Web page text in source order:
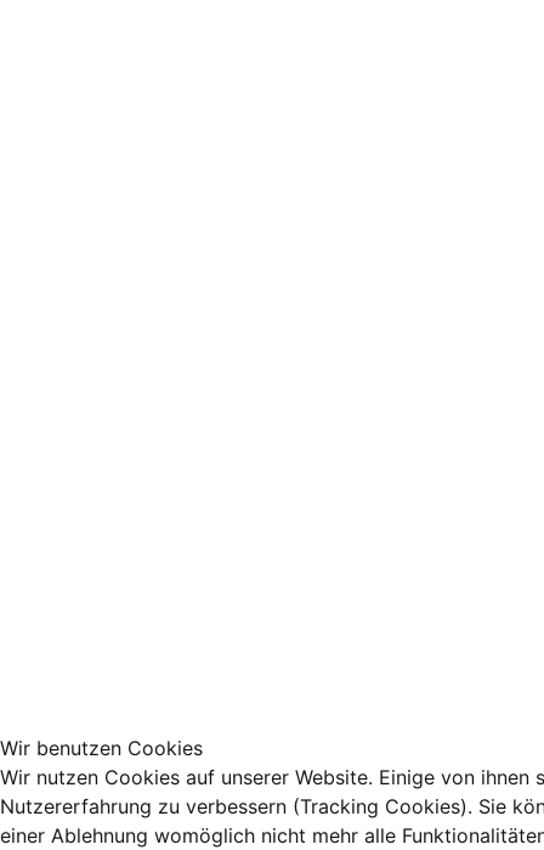
Wir benutzen Cookies
Wir nutzen Cookies auf unserer Website. Einige von
Nutzererfahrung zu verbessern (Tracking Cookies). Sie
einer Ablehnung womöglich nicht mehr alle